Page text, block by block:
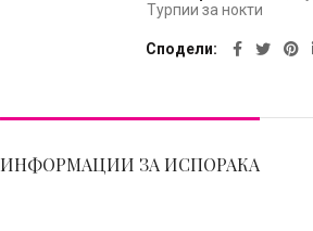
Турпии за нокти
Сподели
ИНФОРМАЦИИ ЗА ИСПОРАКА